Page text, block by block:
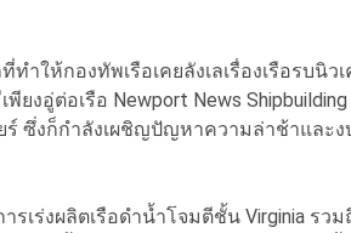
ให้กองทัพเรือเคยลังเลเรื่องเรือรบนิว
งอู่ต่อเรือ Newport News Shipbuilding
ร์ ซึ่งก็กำลังเผชิญปัญหาความล่าช้าและ
เร่งผลิตเรือดำน้ำโจมตีชั้น Virginia รว